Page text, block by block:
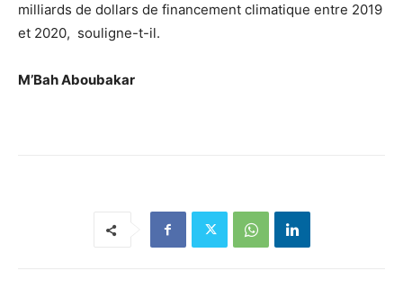
milliards de dollars de financement climatique entre 2019
et 2020, souligne-t-il.
M’Bah Aboubakar